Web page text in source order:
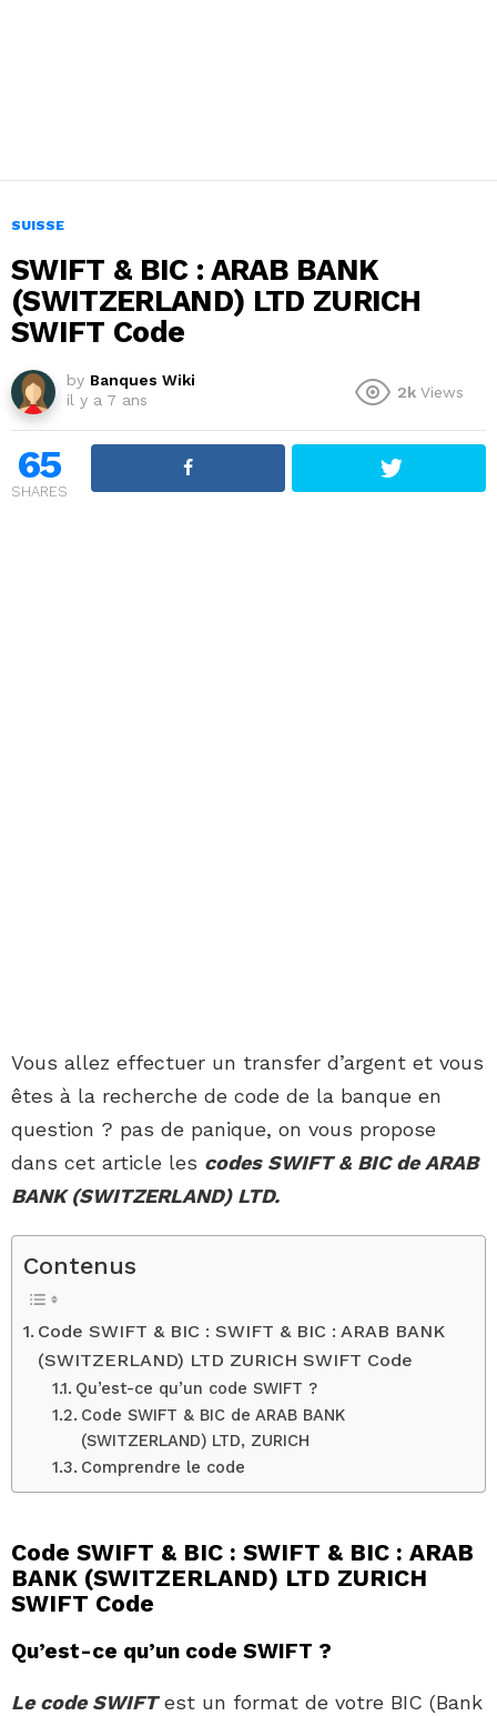
SUISSE
SWIFT & BIC : ARAB BANK
(SWITZERLAND) LTD ZURICH
SWIFT Code
by Banques Wiki
il y a 7 ans
2k Views
65
SHARES
Vous allez effectuer un transfer d’argent et vous
êtes à la recherche de code de la banque en
question ? pas de panique, on vous propose
dans cet article les codes SWIFT & BIC de ARAB
BANK (SWITZERLAND) LTD.
Contenus
Code SWIFT & BIC : SWIFT & BIC : ARAB BANK
(SWITZERLAND) LTD ZURICH SWIFT Code
Qu’est-ce qu’un code SWIFT ?
Code SWIFT & BIC de ARAB BANK
(SWITZERLAND) LTD, ZURICH
Comprendre le code
Code SWIFT & BIC : SWIFT & BIC : ARAB
BANK (SWITZERLAND) LTD ZURICH
SWIFT Code
Qu’est-ce qu’un code SWIFT ?
Le code SWIFTest un format de votre BIC (Bank